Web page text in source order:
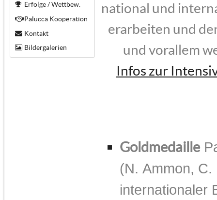
Erfolge / Wettbew.
Palucca Kooperation
Kontakt
Bildergalerien
national und
erarbeiten und
und vorallem
Infos zur
Goldmedaille
(N. Ammon, C.
internationaler